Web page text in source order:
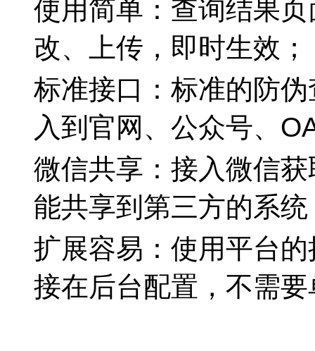
使用简单：查询结果
改、上传，即时生效；
标准接口：标准的防
入到官网、公众号、
微信共享：接入微信
能共享到第三方的系统
扩展容易：使用平台
接在后台配置，不需